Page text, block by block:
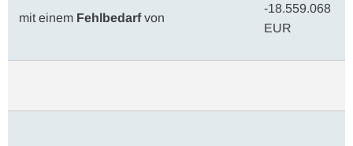
mit einem Fehlbedarfvon
-18.559.068
EUR